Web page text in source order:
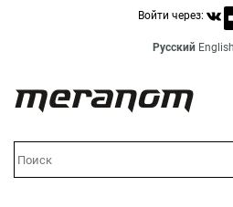
Войти через:
Русский English